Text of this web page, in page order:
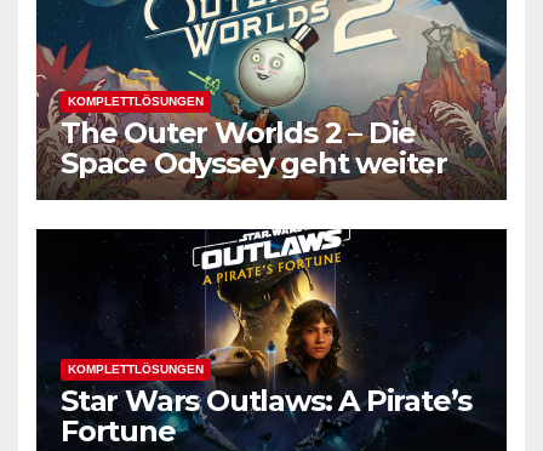
KOMPLETTLÖSUNGEN
The Outer Worlds 2 – Die
Space Odyssey geht weiter
KOMPLETTLÖSUNGEN
Star Wars Outlaws: A Pirate’s
Fortune